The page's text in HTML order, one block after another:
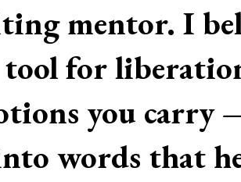
mentor. I
tool for
you carry
words that